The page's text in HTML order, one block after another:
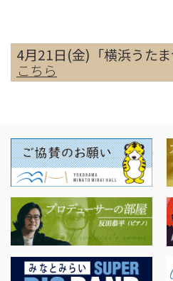
4月21日(金)「横浜うた
こちら